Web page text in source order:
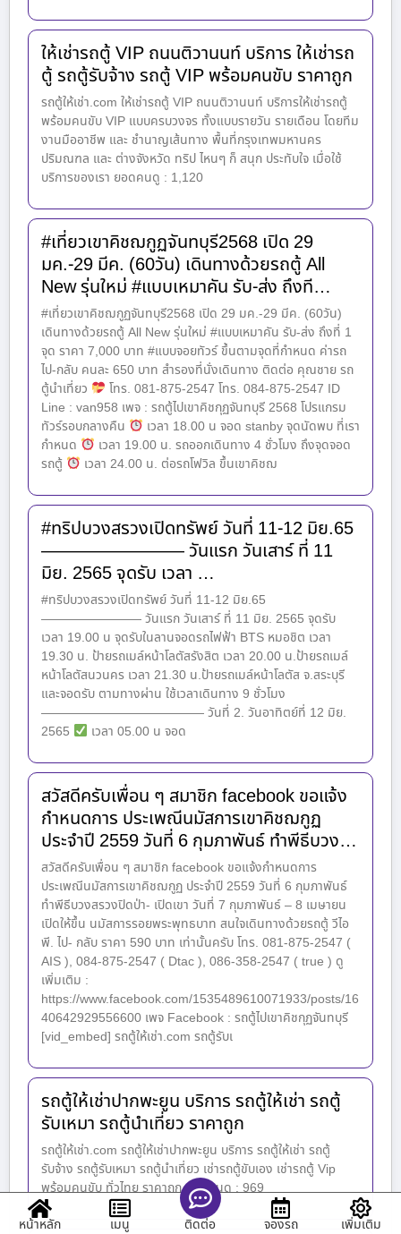
ให้เช่ารถตู้ VIP ถนนติวานนท์ บริการ ให้เช่ารถ
ตู้ รถตู้รับจ้าง รถตู้ VIP พร้อมคนขับ ราคาถูก
รถตู้ให้เช่า.com ให้เช่ารถตู้ VIP ถนนติวานนท์ บริการให้เช่ารถตู้
พร้อมคนขับ VIP แบบครบวงจร ทั้งแบบรายวัน รายเดือน โดยทีม
งานมืออาชีพ และ ชำนาญเส้นทาง พื้นที่กรุงเทพมหานคร
ปริมณฑล และ ต่างจังหวัด ทริป ไหนๆ ก็ สนุก ประทับใจ เมื่อใช้
บริการของเรา ยอดคนดู : 1,120
#เที่ยวเขาคิชฌกูฏจันทบุรี2568 เปิด 29
มค.-29 มีค. (60วัน) เดินทางด้วยรถตู้ All
New รุ่นใหม่ #แบบเหมาคัน รับ-ส่ง ถึงที…
#เที่ยวเขาคิชฌกูฏจันทบุรี2568 เปิด 29 มค.-29 มีค. (60วัน)
เดินทางด้วยรถตู้ All New รุ่นใหม่ #แบบเหมาคัน รับ-ส่ง ถึงที่ 1
จุด ราคา 7,000 บาท #แบบจอยทัวร์ ขึ้นตามจุดที่กำหนด ค่ารถ
ไป-กลับ คนละ 650 บาท สำรองที่นั่งเดินทาง ติดต่อ คุณชาย รถ
ตู้นำเที่ยว
โทร. 081-875-2547 โทร. 084-875-2547 ID
Line : van958 เพจ : รถตู้ไปเขาคิชกุฏจันทบุรี 2568 โปรแกรม
ทัวร์รอบกลางคืน
เวลา 18.00 น จอด stanby จุดนัดพบ ที่เรา
กำหนด
เวลา 19.00 น. รถออกเดินทาง 4 ชั่วโมง ถึงจุดจอด
รถตู้
เวลา 24.00 น. ต่อรถโฟวิล ขึ้นเขาคิชฌ
#ทริปบวงสรวงเปิดทรัพย์ วันที่ 11-12 มิย.65
———————— วันแรก วันเสาร์ ที่ 11
มิย. 2565 จุดรับ เวลา …
#ทริปบวงสรวงเปิดทรัพย์ วันที่ 11-12 มิย.65
———————— วันแรก วันเสาร์ ที่ 11 มิย. 2565 จุดรับ
เวลา 19.00 น จุดรับในลานจอดรถไฟฟ้า BTS หมอชิต เวลา
19.30 น. ป้ายรถเมล์หน้าโลตัสรังสิต เวลา 20.00 น.ป้ายรถเมล์
หน้าโลตัสนวนคร เวลา 21.30 น.ป้ายรถเมล์หน้าโลตัส จ.สระบุรี
และจอดรับ ตามทางผ่าน ใช้เวลาเดินทาง 9 ชั่วโมง
————————————— วันที่ 2. วันอาทิตย์ที่ 12 มิย.
2565
เวลา 05.00 น จอด
สวัสดีครับเพื่อน ๆ สมาชิก facebook ขอแจ้ง
กำหนดการ ประเพณีนมัสการเขาคิชฌกูฏ
ประจำปี 2559 วันที่ 6 กุมภาพันธ์ ทำพีธีบวง…
สวัสดีครับเพื่อน ๆ สมาชิก facebook ขอแจ้งกำหนดการ
ประเพณีนมัสการเขาคิชฌกูฏ ประจำปี 2559 วันที่ 6 กุมภาพันธ์
ทำพีธีบวงสรวงปิดป่า- เปิดเขา วันที่ 7 กุมภาพันธ์ – 8 เมษายน
เปิดให้ขึ้น นมัสการรอยพระพุทธบาท สนใจเดินทางด้วยรถตู้ วีไอ
พี. ไป- กลับ ราคา 590 บาท เท่านั้นครับ โทร. 081-875-2547 (
AIS ), 084-875-2547 ( Dtac ), 086-358-2547 ( true ) ดู
เพิ่มเติม :
https://www.facebook.com/1535489610071933/posts/16
40642929556600 เพจ Facebook : รถตู้ไปเขาคิชกุฏจันทบุรี
[vid_embed] รถตู้ให้เช่า.com รถตู้รับเ
รถตู้ให้เช่าปากพะยูน บริการ รถตู้ให้เช่า รถตู้
รับเหมา รถตู้นำเที่ยว ราคาถูก
รถตู้ให้เช่า.com รถตู้ให้เช่าปากพะยูน บริการ รถตู้ให้เช่า รถตู้
รับจ้าง รถตู้รับเหมา รถตู้นำเที่ยว เช่ารถตู้ขับเอง เช่ารถตู้ Vip
พร้อมคนขับ ทั่วไทย ราคาถูก ยอดคนดู : 969
หน้าหลัก
เมนู ติดต่อ จองรถ เพิ่มเติม